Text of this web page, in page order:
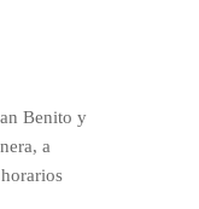
Benito y
a